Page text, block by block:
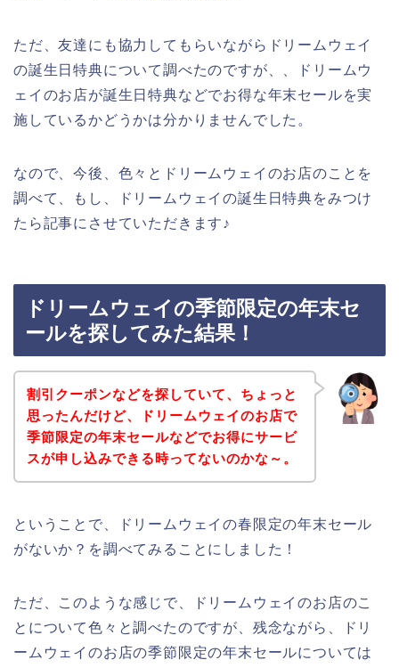
ただ、友達にも協力してもらいながらドリームウェイ
の誕生日特典について調べたのですが、、ドリームウ
ェイのお店が誕生日特典などでお得な年末セールを実
施しているかどうかは分かりませんでした。
なので、今後、色々とドリームウェイのお店のことを
調べて、もし、ドリームウェイの誕生日特典をみつけ
たら記事にさせていただきます♪
ドリームウェイの季節限定の年末セ
ールを探してみた結果！
割引クーポンなどを探していて、ちょっと
思ったんだけど、ドリームウェイのお店で
季節限定の年末セールなどでお得にサービ
スが申し込みできる時ってないのかな～。
ということで、ドリームウェイの春限定の年末セール
がないか？を調べてみることにしました！
ただ、このような感じで、ドリームウェイのお店のこ
とについて色々と調べたのですが、残念ながら、ドリ
ームウェイのお店の季節限定の年末セールについては